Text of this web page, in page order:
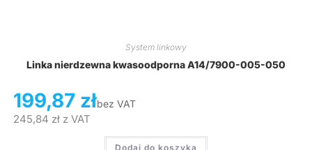
System linkowy
Linka nierdzewna kwasoodporna A14/7900-005-050
199,87 złbez VAT
245,84 złz VAT
Dodaj do koszyka